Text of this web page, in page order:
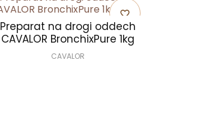
favorite_border
Preparat na drogi oddech
CAVALOR BronchixPure 1kg
CAVALOR